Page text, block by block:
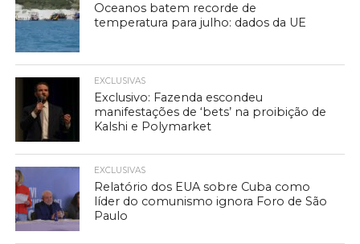
Oceanos batem recorde de
temperatura para julho: dados da UE
EXCLUSIVAS
Exclusivo: Fazenda escondeu
manifestações de ‘bets’ na proibição de
Kalshi e Polymarket
EXCLUSIVAS
Relatório dos EUA sobre Cuba como
líder do comunismo ignora Foro de São
Paulo